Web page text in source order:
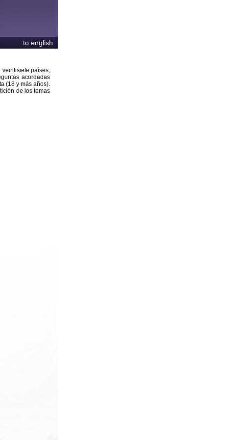
to english
veintisiete países,
acordadas
(18 y más años).
de los temas